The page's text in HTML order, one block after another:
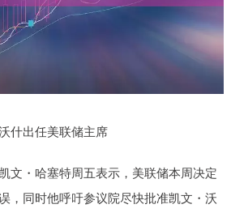
什出任美联储主席
・哈塞特周五表示，美联储本周决定
，同时他呼吁参议院尽快批准凯文・沃